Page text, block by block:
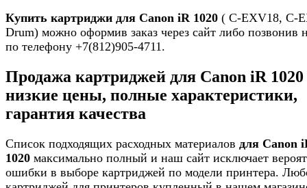
Купить картриджи для Canon iR 1020 ( C-EXV18, C-
Drum) можно оформив заказ через сайт либо позвонив
по телефону +7(812)905-4711.
Продажа картриджей для Canon iR 1020
низкие цены, полные характеристики,
гарантия качества
Список подходящих расходных материалов для Canon
1020 максимально полный и наш сайт исключает
ошибки в выборе картриджей по модели принтера.